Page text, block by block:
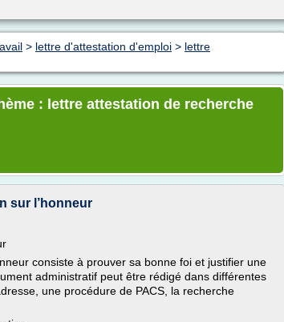
> lettre d'attestation d'emploi > lettre
: lettre attestation de recherche
sur l’honneur
consiste à prouver sa bonne foi et justifier une
administratif peut être rédigé dans différentes
une procédure de PACS, la recherche